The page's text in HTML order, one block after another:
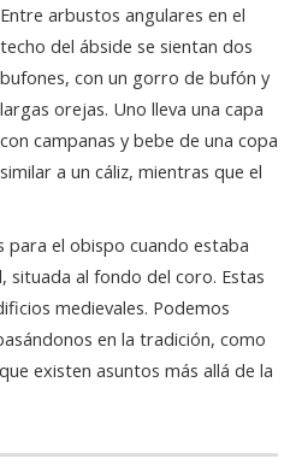
Entre arbustos angulares en el
techo del ábside se sientan dos
bufones, con un gorro de bufón y
largas orejas. Uno lleva una capa
con campanas y bebe de una copa
similar a un cáliz, mientras que el
para el obispo cuando estaba
situada al fondo del coro. Estas
medievales. Podemos
en la tradición, como
existen asuntos más allá de la